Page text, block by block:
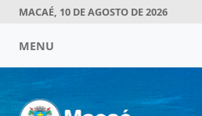
MACAÉ, 10 DE AGOSTO DE 2026
MENU